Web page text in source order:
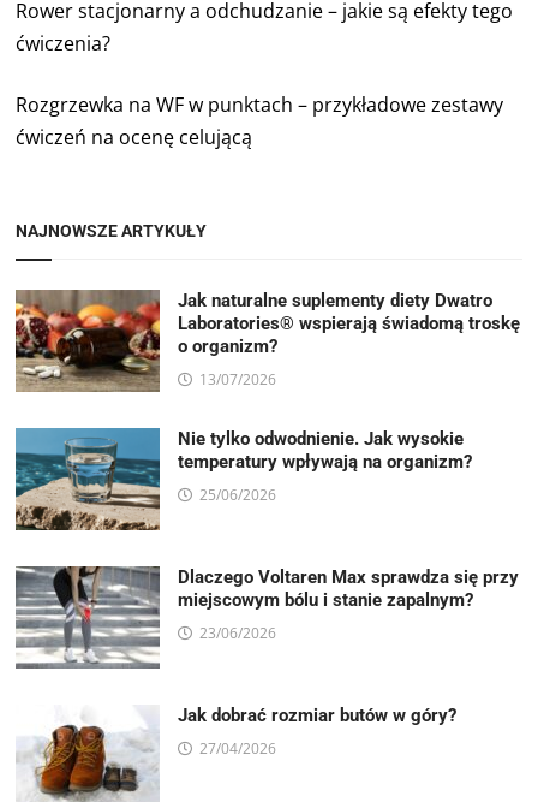
Rower stacjonarny a odchudzanie – jakie są efekty tego
ćwiczenia?
Rozgrzewka na WF w punktach – przykładowe zestawy
ćwiczeń na ocenę celującą
NAJNOWSZE ARTYKUŁY
Jak naturalne suplementy diety Dwatro
Laboratories® wspierają świadomą troskę
o organizm?
13/07/2026
Nie tylko odwodnienie. Jak wysokie
temperatury wpływają na organizm?
25/06/2026
Dlaczego Voltaren Max sprawdza się przy
miejscowym bólu i stanie zapalnym?
23/06/2026
Jak dobrać rozmiar butów w góry?
27/04/2026